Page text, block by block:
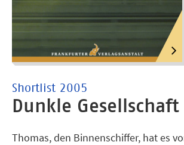
Shortlist 2005
Dunkle Gesellschaft
Thomas, den Binnenschiffer, hat es